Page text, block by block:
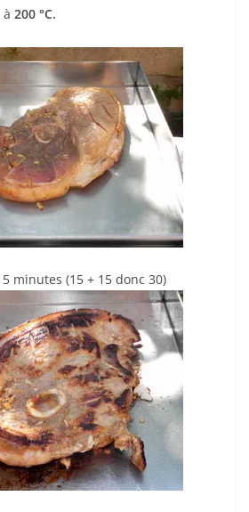
200 °C.
minutes (15 + 15 donc 30)